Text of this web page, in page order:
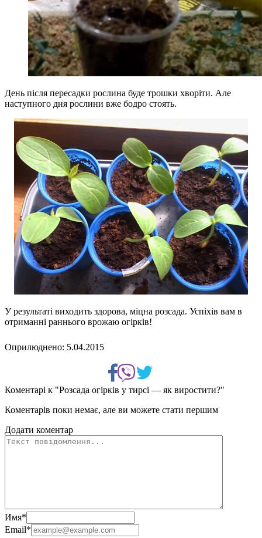
День після пересадки рослина буде трошки хворіти. Але
наступного дня рослини вже бодро стоять.
У результаті виходить здорова, міцна розсада. Успіхів вам в
отриманні раннього врожаю огірків!
Оприлюднено: 5.04.2015
Коментарі к "Розсада огірків у тирсі — як виростити?"
Коментарів поки немає, але ви можете стати першим
Додати коментар
Имя*
Email*